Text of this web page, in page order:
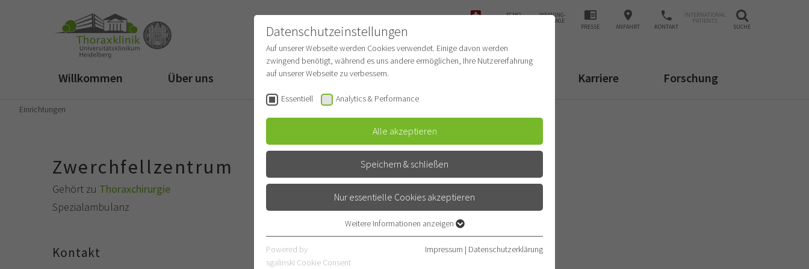
ECMO- WEANING-
ANFRAGE
PRESSE ANFAHRT KONTAKT
INTERNATIONAL
PATIENTS
SUCHE
Willkommen Über uns Für Patienten Für Ärzte Karriere Forschung
Einrichtungen
Zwerchfellzentrum
Gehört zu Thoraxchirurgie
Spezialambulanz
Kontakt
Datenschutzeinstellungen
Auf unserer Webseite werden Cookies verwendet. Einige davon werden
zwingend benötigt, während es uns andere ermöglichen, Ihre Nutzererfahrung
auf unserer Webseite zu verbessern.
Essentiell Analytics & Performance
Alle akzeptieren
Speichern & schließen
Nur essentielle Cookies akzeptieren
Essentielle Cookies werden für grundlegende Funktionen der Webseite
benötigt. Dadurch ist gewährleistet, dass die Webseite einwandfrei
Weitere Informationen anzeigen
Powered by
sgalinski Cookie Consent
Impressum | Datenschutzerklärung